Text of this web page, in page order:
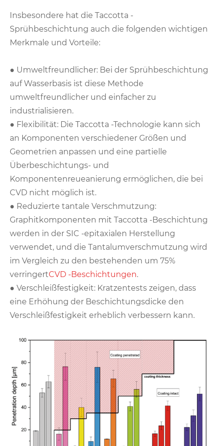
Insbesondere hat die Taccotta -
Sprühbeschichtung auch die folgenden wichtigen
Merkmale und Vorteile:
● Umweltfreundlicher: Bei der Sprühbeschichtung
auf Wasserbasis ist diese Methode
umweltfreundlicher und einfacher zu
industrialisieren.
● Flexibilität: Die Taccotta -Technologie kann sich
an Komponenten verschiedener Größen und
Geometrien anpassen und eine partielle
Überbeschichtungs- und
Komponentenreueanierung ermöglichen, die bei
CVD nicht möglich ist.
● Reduzierte tantale Verschmutzung:
Graphitkomponenten mit Taccotta -Beschichtung
werden in der SIC -epitaxialen Herstellung
verwendet, und die Tantalumverschmutzung wird
im Vergleich zu den bestehenden um 75%
verringertCVD -Beschichtungen.
● Verschleißfestigkeit: Kratzentests zeigen, dass
eine Erhöhung der Beschichtungsdicke den
Verschleißfestigkeit erheblich verbessern kann.